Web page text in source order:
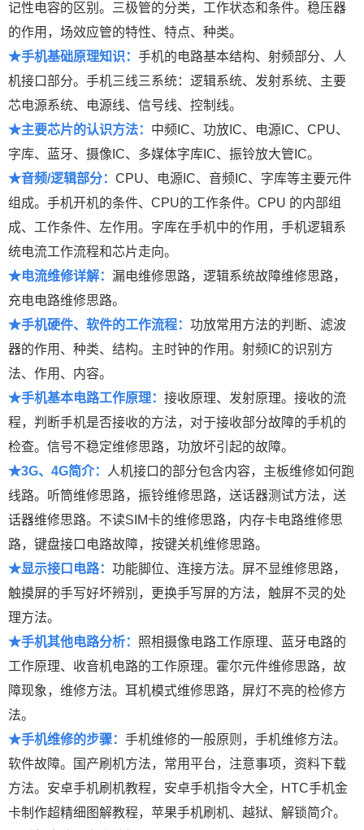
记性电容的区别。三极管的分类，工作状态和条件。稳压器
的作用，场效应管的特性、特点、种类。
★手机基础原理知识： 手机的电路基本结构、射频部分、人
机接口部分。手机三线三系统：逻辑系统、发射系统、主要
芯电源系统、电源线、信号线、控制线。
★主要芯片的认识方法： 中频IC、功放IC、电源IC、CPU、
字库、蓝牙、摄像IC、多媒体字库IC、振铃放大管IC。
★音频/逻辑部分： CPU、电源IC、音频IC、字库等主要元件
组成。手机开机的条件、CPU的工作条件。CPU 的内部组
成、工作条件、左作用。字库在手机中的作用，手机逻辑系
统电流工作流程和芯片走向。
★电流维修详解： 漏电维修思路，逻辑系统故障维修思路，
充电电路维修思路。
★手机硬件、软件的工作流程： 功放常用方法的判断、滤波
器的作用、种类、结构。主时钟的作用。射频IC的识别方
法、作用、内容。
★手机基本电路工作原理： 接收原理、发射原理。接收的流
程，判断手机是否接收的方法，对于接收部分故障的手机的
检查。信号不稳定维修思路，功放坏引起的故障。
★3G、4G简介：
人机接口的部分包含内容，主板维修如何跑
线路。听筒维修思路，振铃维修思路，送话器测试方法，送
话器维修思路。不读SIM卡的维修思路，内存卡电路维修思
路，键盘接口电路故障，按键关机维修思路。
★显示接口电路： 功能脚位、连接方法。屏不显维修思路，
触摸屏的手写好坏辨别，更换手写屏的方法，触屏不灵的处
理方法。
★手机其他电路分析： 照相摄像电路工作原理、蓝牙电路的
工作原理、收音机电路的工作原理。霍尔元件维修思路，故
障现象，维修方法。耳机模式维修思路，屏灯不亮的检修方
法。
★手机维修的步骤： 手机维修的一般原则，手机维修方法。
软件故障。国产刷机方法，常用平台，注意事项，资料下载
方法。安卓手机刷机教程，安卓手机指令大全，HTC手机金
卡制作超精细图解教程，苹果手机刷机、越狱、解锁简介。